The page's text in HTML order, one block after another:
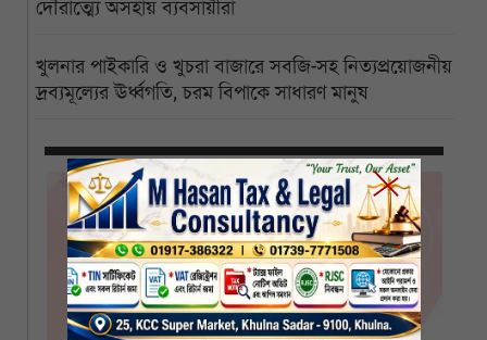
দৌরাত্ম্যে অসহায় ব্যবসায়ীরা
খুলনার পাইকারি ও খুচরা বাজারে সবজি-সহ নিত্যপ্রয়োজনীয়
দ্রব্যমূল্যের ঊর্ধ্বগতি, চরম বিপাকে সাধারণ মানুষ